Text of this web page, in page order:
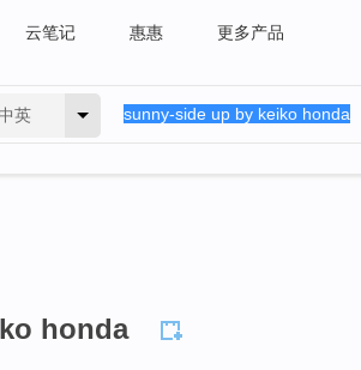
云笔记 惠惠 更多产品
英
honda